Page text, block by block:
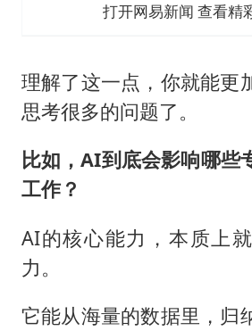
打开网易新闻 查看精
理解了这一点，你就能更
思考很多的问题了。
比如，AI到底会影响哪些
工作？
AI的核心能力，本质上
力。
它能从海量的数据里，归